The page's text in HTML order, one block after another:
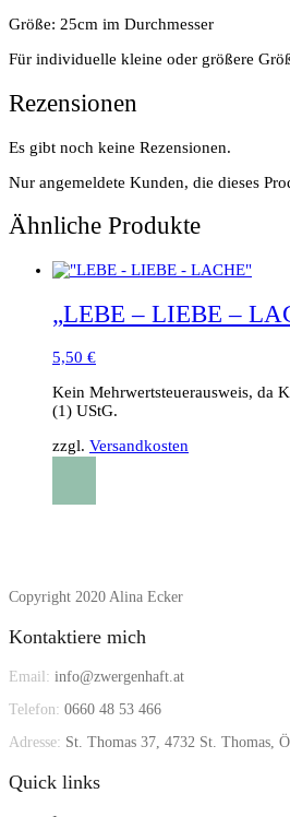
Größe: 25cm im Durchmesser
Für individuelle kleine oder größere
Rezensionen
Es gibt noch keine Rezensionen.
Nur angemeldete Kunden, die dieses
Ähnliche Produkte
„LEBE – LIEBE –
5,50 €
Kein Mehrwertsteuerausweis, da
(1) UStG.
zzgl. Versandkosten
Copyright 2020 Alina Ecker
Kontaktiere mich
Email: info@zwergenhaft.at
Telefon: 0660 48 53 466
Adresse: St. Thomas 37, 4732 St. Thomas,
Quick links